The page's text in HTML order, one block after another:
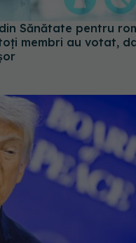
Sănătate pentru
membri au votat,